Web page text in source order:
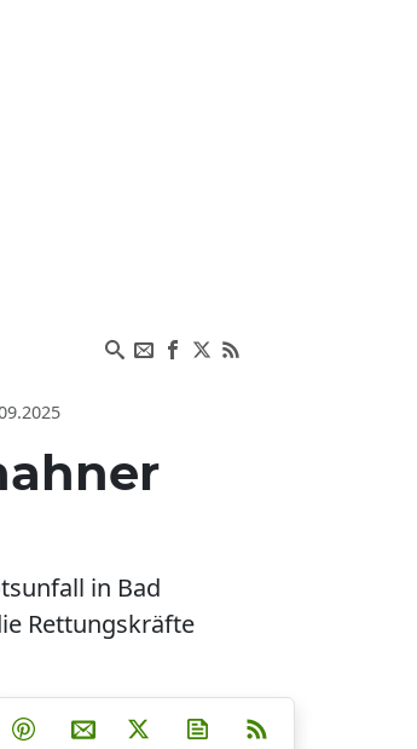
in Bad
Rettungskräfte
hinzufügen
Teilen auf Facebook
Teilen auf Whatsapp
Teilen auf Telegram
Teilen auf Pinterest
Per E-Mail teilen
Post auf XNewsletter